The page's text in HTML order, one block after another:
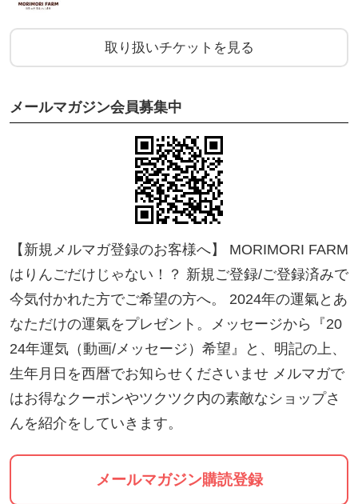
他…
あなたの世界観をお話しに来てくださいね。私は
きっとあなたの気付かない強みが溢れてラブレター
の様にお伝えするかと思います＾＾
🐉とにかく不思議が好き
🐉自分自身の使命を持っている
🐉何かを始める勇気が欲しい方
🐉自分を好きになりたい方
🐉やりたいことがあるけれど足踏みしてしまう方
🐉龍神様が好きな方
🐉ご自身の可能性に出会いたい方
🐉龍神様を味方につけたい方
🐉自分に自信を付けたい方
🐉波動をあげたい方
１つでも当てはまったらGo♪お会いできることを楽
しみにしております。
取り扱いチケットを見る
メールマガジン会員募集中
【新規メルマガ登録のお客様へ】 MORIMORI FARM
はりんごだけじゃない！？ 新規ご登録/ご登録済みで
今気付かれた方でご希望の方へ。 2024年の運氣とあ
なただけの運氣をプレゼント。メッセージから『20
24年運気（動画/メッセージ）希望』と、明記の上、
生年月日を西暦でお知らせくださいませ メルマガで
はお得なクーポンやツクツク内の素敵なショップさ
んを紹介をしていきます。
メールマガジン購読登録